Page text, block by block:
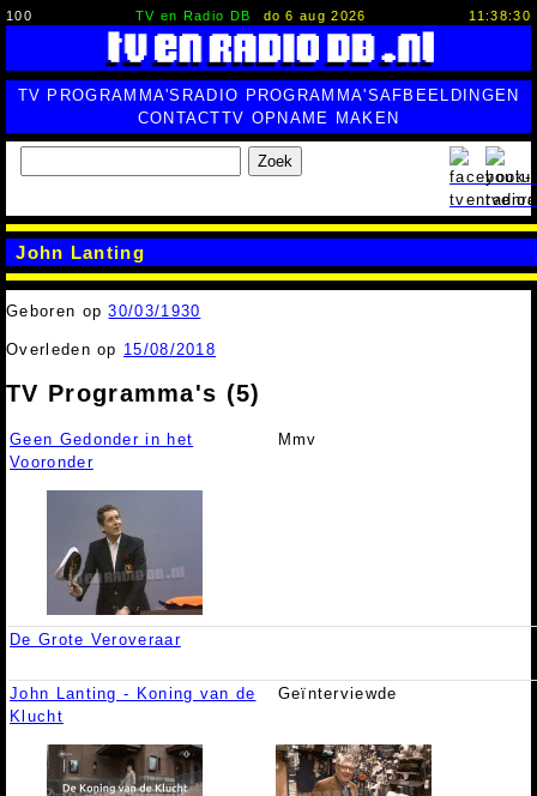
100 TV en Radio DB do 6 aug 2026 11:38:31
TV PROGRAMMA'S RADIO PROGRAMMA'SAFBEELDINGEN
CONTACTTV OPNAME MAKEN
Zoek
John Lanting
Geboren op30/03/1930
Overleden op 15/08/2018
TV Programma's (5)
Geen Gedonder in het
Vooronder
Mmv
De Grote Veroveraar
John Lanting - Koning van de
Klucht
Geïnterviewde